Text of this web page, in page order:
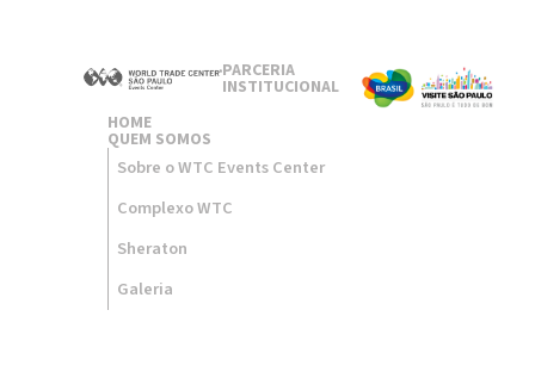
PARCERIA
INSTITUCIONAL
HOME
QUEM SOMOS
Sobre o WTC Events Center
Complexo WTC
Sheraton
Galeria